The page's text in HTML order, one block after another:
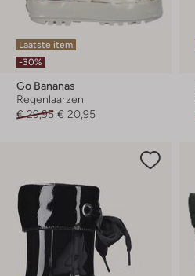
Laatste item
-30%
Go Bananas
Regenlaarzen
€ 29,95 € 20,95